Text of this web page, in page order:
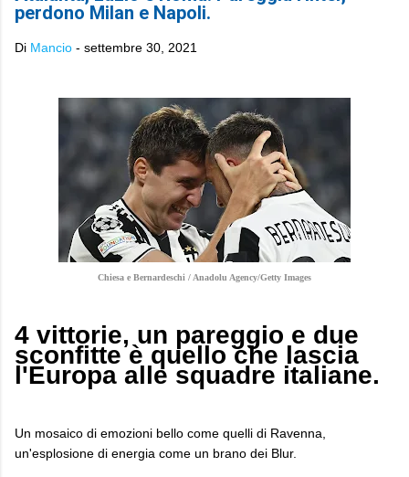
perdono Milan e Napoli.
Di Mancio - settembre 30, 2021
Chiesa e Bernardeschi / Anadolu Agency/Getty Images
4 vittorie, un pareggio e due
sconfitte è quello che lascia
l'Europa alle squadre italiane.
Un mosaico di emozioni bello come quelli di Ravenna,
un'esplosione di energia come un brano dei Blur.